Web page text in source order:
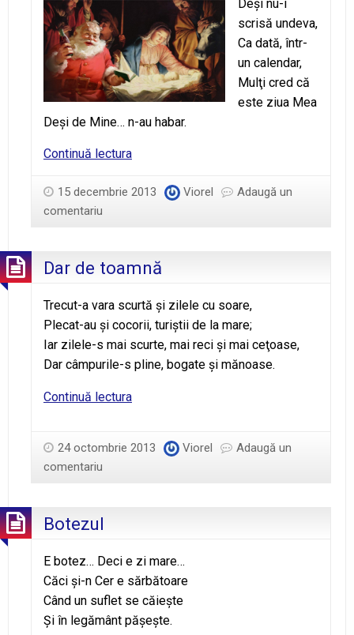
Deşi nu-i
scrisă undeva,
Ca dată, într-
un calendar,
Mulţi cred că
este ziua Mea
Deşi de Mine… n-au habar.
Continuă lecturaCrăciunul
Ziua
15 decembrie 2013 Viorel
Adaugă un
comentariu
Dar de toamnă
Trecut-a vara scurtă şi zilele cu soare,
Plecat-au şi cocorii, turiştii de la mare;
Iar zilele-s mai scurte, mai reci şi mai ceţoase,
Dar câmpurile-s pline, bogate şi mănoase.
Continuă lecturaDar
24 octombrie 2013 Viorel
Adaugă un
comentariu
Botezul
E botez… Deci e zi mare…
Căci şi-n Cer e sărbătoare
Când un suflet se căieşte
Şi în legământ păşeşte.